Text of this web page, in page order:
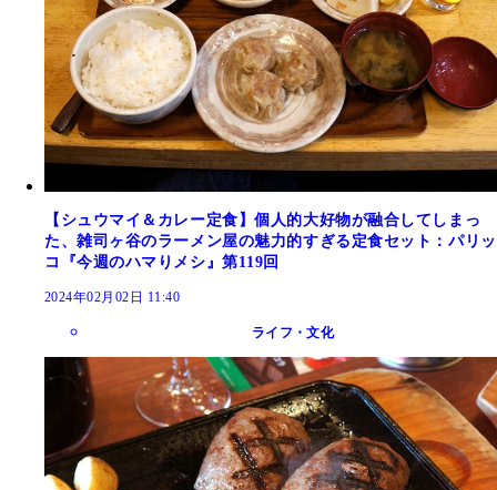
【シュウマイ＆カレー定食】個人的大好物が融合してしまっ
た、雑司ヶ谷のラーメン屋の魅力的すぎる定食セット：パリッ
コ『今週のハマりメシ』第119回
2024年02月02日 11:40
ライフ・文化